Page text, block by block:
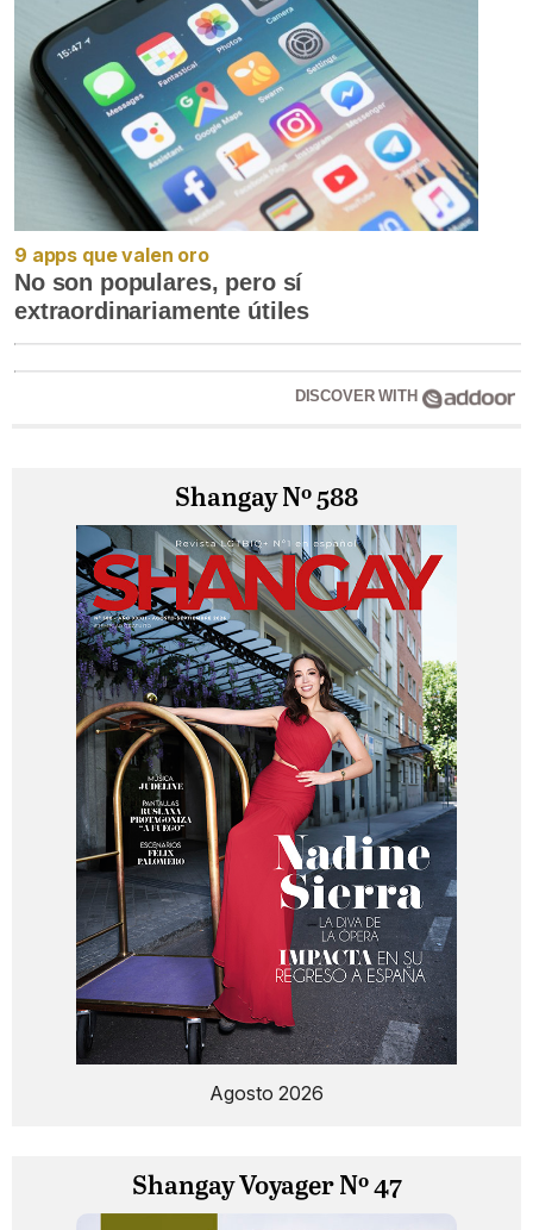
9 apps que valen oro
No son populares, pero sí
extraordinariamente útiles
DISCOVER WITH
Shangay Nº 588
Agosto 2026
Shangay Voyager Nº 47